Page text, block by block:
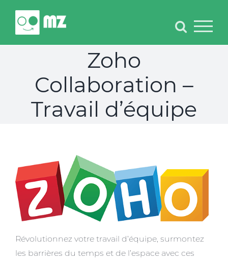
content
Zoho
Collaboration –
Travail d’équipe
Révolutionnez votre travail d’équipe, surmontez
les barrières du temps et de l’espace avec ces